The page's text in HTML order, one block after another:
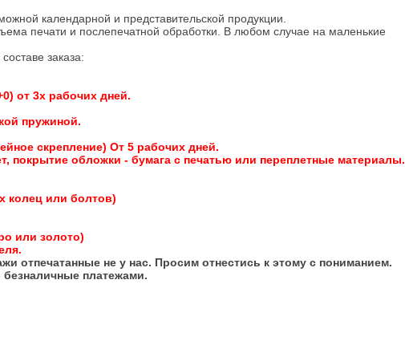
календарной и представительской продукции.
печати и послепечатной обработки. В любом случае на маленькие
заказа:
от 3х рабочих дней.
пружиной.
скрепление) От 5 рабочих дней.
покрытие обложки - бумага с печатью или переплетные материалы.
колец или болтов)
или золото)
отпечатанные не у нас. Просим отнестись к этому с пониманием.
платежами.